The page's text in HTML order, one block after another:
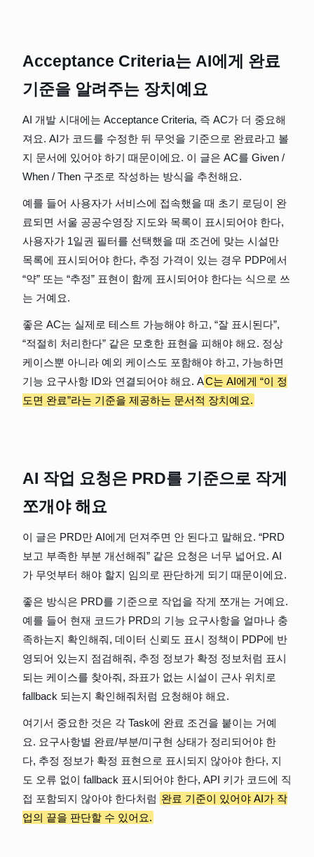
Acceptance Criteria는 AI에게 완료
기준을 알려주는 장치예요
AI 개발 시대에는 Acceptance Criteria, 즉 AC가 더 중요해
져요. AI가 코드를 수정한 뒤 무엇을 기준으로 완료라고 볼
지 문서에 있어야 하기 때문이에요. 이 글은 AC를 Given /
When / Then 구조로 작성하는 방식을 추천해요.
예를 들어 사용자가 서비스에 접속했을 때 초기 로딩이 완
료되면 서울 공공수영장 지도와 목록이 표시되어야 한다,
사용자가 1일권 필터를 선택했을 때 조건에 맞는 시설만
목록에 표시되어야 한다, 추정 가격이 있는 경우 PDP에서
“약” 또는 “추정” 표현이 함께 표시되어야 한다는 식으로 쓰
는 거예요.
좋은 AC는 실제로 테스트 가능해야 하고, “잘 표시된다”,
“적절히 처리한다” 같은 모호한 표현을 피해야 해요. 정상
케이스뿐 아니라 예외 케이스도 포함해야 하고, 가능하면
기능 요구사항 ID와 연결되어야 해요. AC는 AI에게 “이 정
도면 완료”라는 기준을 제공하는 문서적 장치예요.
AI 작업 요청은 PRD를 기준으로 작게
쪼개야 해요
이 글은 PRD만 AI에게 던져주면 안 된다고 말해요. “PRD
보고 부족한 부분 개선해줘” 같은 요청은 너무 넓어요. AI
가 무엇부터 해야 할지 임의로 판단하게 되기 때문이에요.
좋은 방식은 PRD를 기준으로 작업을 작게 쪼개는 거예요.
예를 들어 현재 코드가 PRD의 기능 요구사항을 얼마나 충
족하는지 확인해줘, 데이터 신뢰도 표시 정책이 PDP에 반
영되어 있는지 점검해줘, 추정 정보가 확정 정보처럼 표시
되는 케이스를 찾아줘, 좌표가 없는 시설이 근사 위치로
fallback 되는지 확인해줘처럼 요청해야 해요.
여기서 중요한 것은 각 Task에 완료 조건을 붙이는 거예
요. 요구사항별 완료/부분/미구현 상태가 정리되어야 한
다, 추정 정보가 확정 표현으로 표시되지 않아야 한다, 지
도 오류 없이 fallback 표시되어야 한다, API 키가 코드에 직
접 포함되지 않아야 한다처럼 완료 기준이 있어야 AI가 작
업의 끝을 판단할 수 있어요.